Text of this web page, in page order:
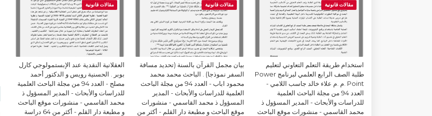
مقالات قانونية
استخدام طريقة التعلم التعاوني لتعليم
طلبة الصف الرابع العلمي لبرنامج Power
Point .م .م علاء خالد جاسب اللامي -
العدد 94 من مجلة الباحث العلمية
للدراسات والأبحاث - المدير المسؤول ذ
محمد القاسمي - منشورات موقع الباحث
مقالات قانونية
بيان مجمل القرآن بالسنة (تحديد مسافة
السفر نموذجا) . الباحث محمد محمد
محمود اباب - العدد 94 من مجلة الباحث
العلمية للدراسات والأبحاث - المدير
المسؤول ذ محمد القاسمي - منشورات
موقع الباحث و مطبعة دار القلم - أكثر من
مقالات قانونية
العقلانية النقدية عند الإبستمولوجي كارل
بوبر . الحسنية رويس و الدكتور أحمد
مصلح - العدد 94 من مجلة الباحث العلمية
للدراسات والأبحاث - المدير المسؤول ذ
محمد القاسمي - منشورات موقع الباحث
و مطبعة دار القلم - أكثر من 64 دراسة